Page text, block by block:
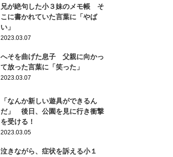
兄が絶句した小３妹のメモ帳 そ
こに書かれていた言葉に「やば
い」
2023.03.07
へそを曲げた息子 父親に向かっ
て放った言葉に「笑った」
2023.03.07
「なんか新しい遊具ができるん
だ」 後日、公園を見に行き衝撃
を受ける！
2023.03.05
泣きながら、症状を訴える小１